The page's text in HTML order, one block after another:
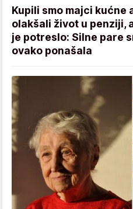
Kupili smo majci kućne
olakšali život u penziji,
je potreslo: Silne pare
ovako ponašala